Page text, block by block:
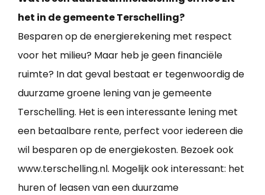
het in de gemeente Terschelling?
Besparen op de energierekening met respect
voor het milieu? Maar heb je geen financiële
ruimte? In dat geval bestaat er tegenwoordig de
duurzame groene lening van je gemeente
Terschelling. Het is een interessante lening met
een betaalbare rente, perfect voor iedereen die
wil besparen op de energiekosten. Bezoek ook
www.terschelling.nl. Mogelijk ook interessant: het
huren of leasen van een duurzame